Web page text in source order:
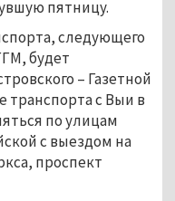
пятницу.
следующего
будет
– Газетной
транспорта с Выи в
по улицам
с выездом на
проспект